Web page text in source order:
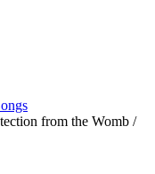
from the Womb /